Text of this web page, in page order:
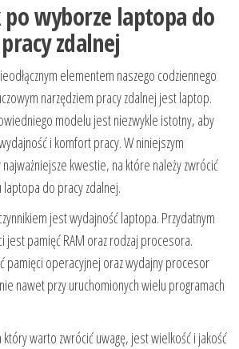
wyborze laptopa do
zdalnej
elementem naszego codziennego
narzędziem pracy zdalnej jest laptop.
modelu jest niezwykle istotny, aby
i komfort pracy. W niniejszym
kwestie, na które należy zwrócić
do pracy zdalnej.
jest wydajność laptopa. Przydatnym
jest pamięć RAM oraz rodzaj procesora.
pamięci operacyjnej oraz wydajny procesor
nawet przy uruchomionych wielu programach
warto zwrócić uwagę, jest wielkość i jakość